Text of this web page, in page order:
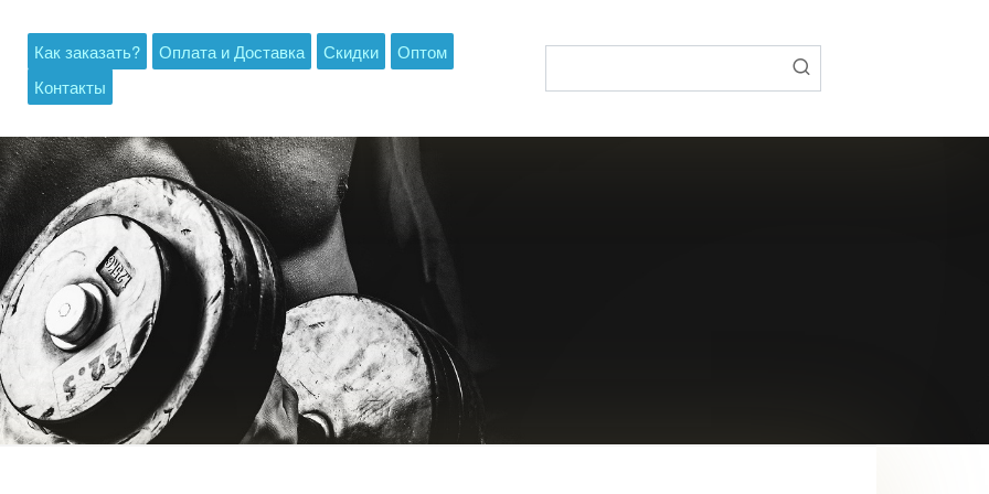
Как заказать? Оплата и Доставка Скидки
Оптом
Контакты